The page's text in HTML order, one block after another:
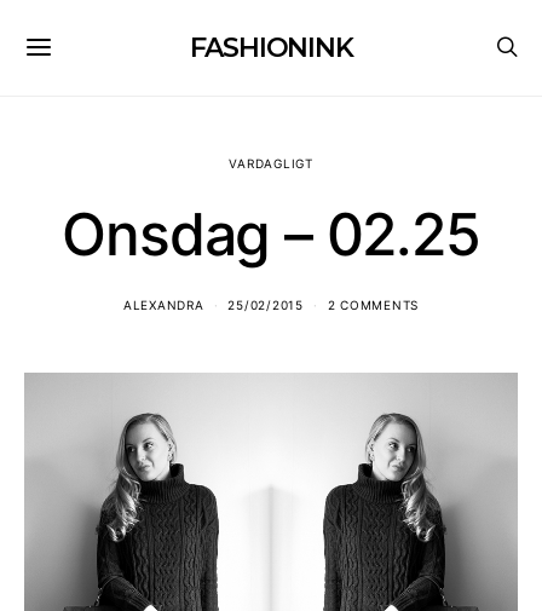
FASHIONINK
VARDAGLIGT
Onsdag – 02.25
ALEXANDRA 25/02/2015 2 COMMENTS